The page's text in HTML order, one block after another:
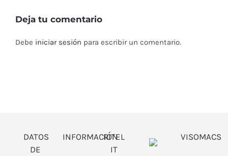
Deja tu comentario
Debe iniciar sesión para escribir un comentario.
DATOS
DE
INFORMACIÓN
RITEL
IT
VISOMACS